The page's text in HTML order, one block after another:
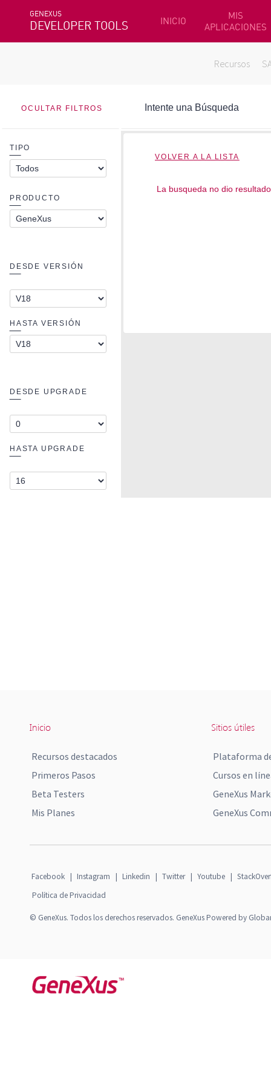
GENEXUS
DEVELOPER TOOLS INICIO
MIS
APLICACIONES
Recursos
Inicio
Recursos destacados
Primeros Pasos
Beta Testers
Mis Planes
Sitios útiles
Plataforma
Cursos en
GeneXus
GeneXus
Facebook | Instagram | Linkedin | Twitter | Youtube |
Política de Privacidad
© GeneXus. Todos los derechos reservados. GeneXus Powered by